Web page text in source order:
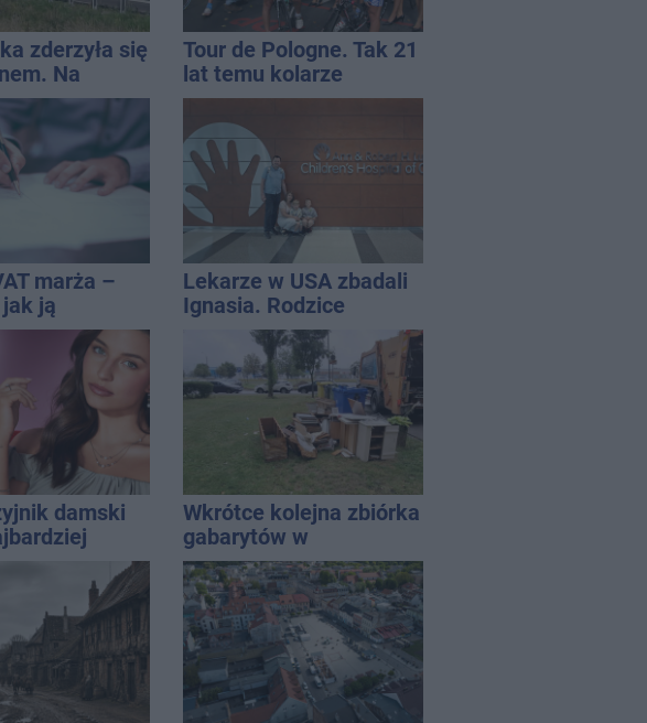
zderzyła się
Na
LPR
Tour de Pologne. Tak 21
lat temu kolarze
startowali z
Inowrocławia
marża –
ją
i jak rozliczyć
Lekarze w USA zbadali
Ignasia. Rodzice
przekazali wieści
damski
Modele,
do wielu
Wkrótce kolejna zbiórka
gabarytów w
Inowrocławiu